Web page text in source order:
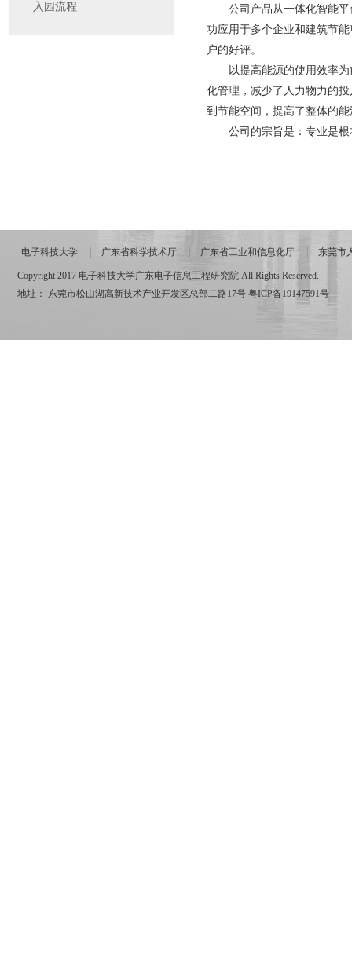
入园流程
公司产品从一体化智能
功应用于多个企业和建筑节
户的好评。
以提高能源的使用效率
化管理，减少了人力物力的
到节能空间，提高了整体的
公司的宗旨是：专业是
电子科技大学 广东省科学技术厅 广东省工业和信息化厅 东莞市
Copyright 2017 电子科技大学广东电子信息工程研究院 All Rights Reserved.
地址： 东莞市松山湖高新技术产业开发区总部二路17号 粤ICP备19147591号